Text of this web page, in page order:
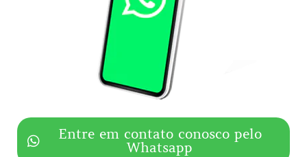
Entre em contato conosco pelo
Whatsapp